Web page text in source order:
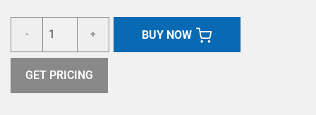
- + BUY NOW
GET PRICING